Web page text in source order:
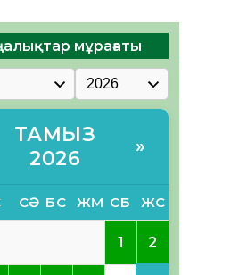
мұрағаты
ТАМЫЗ
2026
»
СӘ БС ЖМ СБ ЖС
1 2